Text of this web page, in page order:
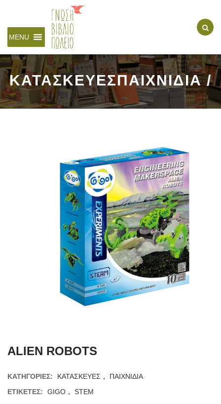
MENU
ΚΑΤΑΣΚΕΥΕΣΠΑΙΧΝΙΔΙΑ /
ALIEN ROBOTS
ΚΑΤΗΓΟΡΊΕΣ: ΚΑΤΑΣΚΕΥΕΣ ,
ΠΑΙΧΝΙΔΙΑ
ΕΤΙΚΈΤΕΣ:
GIGO , STEM